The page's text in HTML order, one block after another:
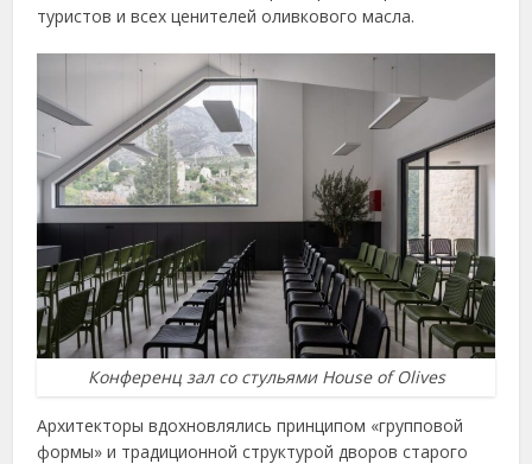
туристов и всех ценителей оливкового масла.
Конференц зал со стульями House of Olives
Архитекторы вдохновлялись принципом «групповой
формы» и традиционной структурой дворов старого